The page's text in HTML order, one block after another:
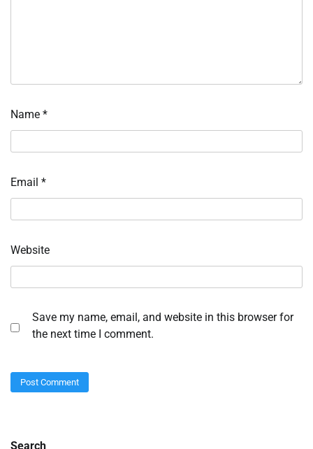
Name *
Email *
Website
Save my name, email, and website in this browser for
the next time I comment.
Search